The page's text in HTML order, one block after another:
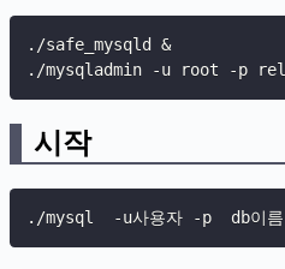
. /safe_mysqld &
. /mysqladmin -u root -p
시작
. /mysql -u사용자 -p  db이